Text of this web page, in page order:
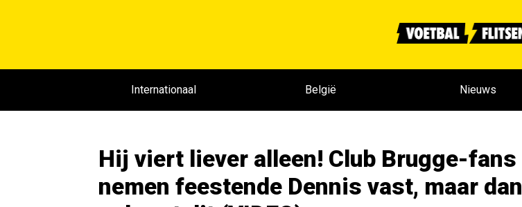
Internationaal België Nieuws
Hij viert liever alleen! Club Brugge-fans
nemen feestende Dennis vast, maar dan